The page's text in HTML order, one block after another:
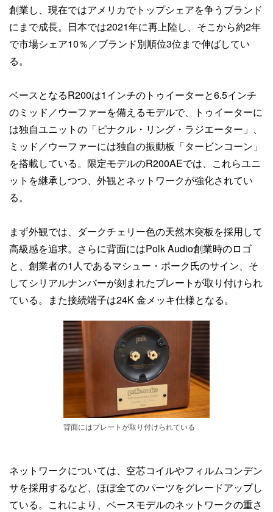
創業し、現在ではアメリカでトップシェアを争うブランド
にまで成長。日本では2021年に再上陸し、そこから約2年
で市場シェア10％／ブランド別順位3位まで伸ばしてい
る。
ベースとなるR200は1インチのトゥイーターと6.5インチ
のミッド／ウーファーを備えるモデルで、トゥイーターに
は独自ユニットの「ピナクル・リング・ラジエーター」、
ミッド／ウーファーには独自の振動板「タービンコーン」
を搭載している。限定モデルのR200AEでは、これらユニ
ットを継承しつつ、外観とネットワークが強化されてい
る。
まず外観では、ダークチェリー色の天然木突板を採用して
高級感を追求。さらに背面にはPolk Audio創業時のロゴ
と、創業者の1人であるマシュー・ポーク氏のサイン、そ
してシリアルナンバーが刻まれたプレートが取り付けられ
ている。また接続端子は24K 金メッキ仕様となる。
背面にはプレートが取り付けられている
ネットワークについては、空芯コイルやフィルムコンデン
サを採用するなど、ほぼ全てのパーツをグレードアップし
ている。これにより、ベースモデルのネットワークの重さ